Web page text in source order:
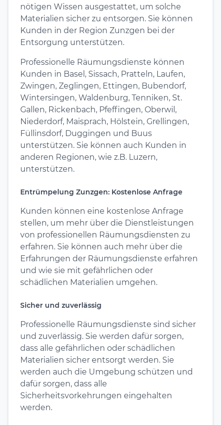
nötigen Wissen ausgestattet, um solche
Materialien sicher zu entsorgen. Sie können
Kunden in der Region Zunzgen bei der
Entsorgung unterstützen.
Professionelle Räumungsdienste können
Kunden in Basel, Sissach, Pratteln, Laufen,
Zwingen, Zeglingen, Ettingen, Bubendorf,
Wintersingen, Waldenburg, Tenniken, St.
Gallen, Rickenbach, Pfeffingen, Oberwil,
Niederdorf, Maisprach, Hölstein, Grellingen,
Füllinsdorf, Duggingen und Buus
unterstützen. Sie können auch Kunden in
anderen Regionen, wie z.B. Luzern,
unterstützen.
Entrümpelung Zunzgen: Kostenlose Anfrage
Kunden können eine kostenlose Anfrage
stellen, um mehr über die Dienstleistungen
von professionellen Räumungsdiensten zu
erfahren. Sie können auch mehr über die
Erfahrungen der Räumungsdienste erfahren
und wie sie mit gefährlichen oder
schädlichen Materialien umgehen.
Sicher und zuverlässig
Professionelle Räumungsdienste sind sicher
und zuverlässig. Sie werden dafür sorgen,
dass alle gefährlichen oder schädlichen
Materialien sicher entsorgt werden. Sie
werden auch die Umgebung schützen und
dafür sorgen, dass alle
Sicherheitsvorkehrungen eingehalten
werden.